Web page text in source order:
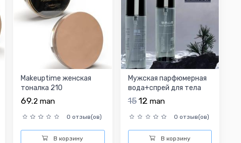
Makeuptime женская
тоналка 210
69.2 man
0 отзыв(ов)
В корзину
Мужская парфюмерная
вода+спрей для тела
15 12 man
0 отзыв(ов)
В корзину